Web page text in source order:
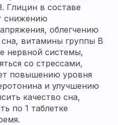
Глицин в составе
снижению
облегчению
витамины группы B
нервной системы,
со стрессами,
повышению уровня
и улучшению
качество сна,
по 1 таблетке